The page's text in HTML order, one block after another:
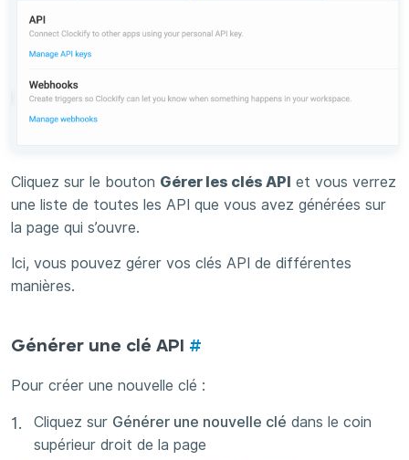
Cliquez sur le bouton Gérer les clés API et vous verrez
une liste de toutes les API que vous avez générées sur
la page qui s’ouvre.
Ici, vous pouvez gérer vos clés API de différentes
manières.
Générer une clé API #
Pour créer une nouvelle clé :
Cliquez sur Générer une nouvelle clé dans le coin
supérieur droit de la page